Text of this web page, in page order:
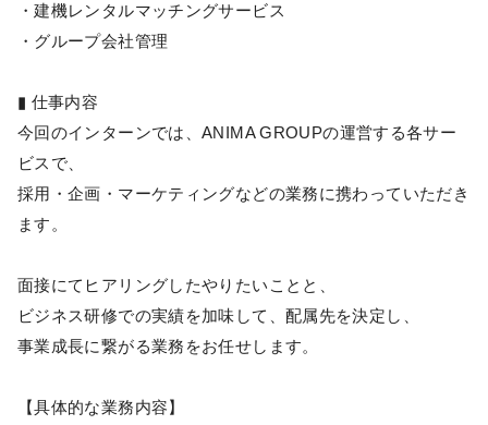
・建機レンタルマッチングサービス
・グループ会社管理
▮ 仕事内容
今回のインターンでは、ANIMA GROUPの運営する各サー
ビスで、
採用・企画・マーケティングなどの業務に携わっていただき
ます。
面接にてヒアリングしたやりたいことと、
ビジネス研修での実績を加味して、配属先を決定し、
事業成長に繋がる業務をお任せします。
【具体的な業務内容】